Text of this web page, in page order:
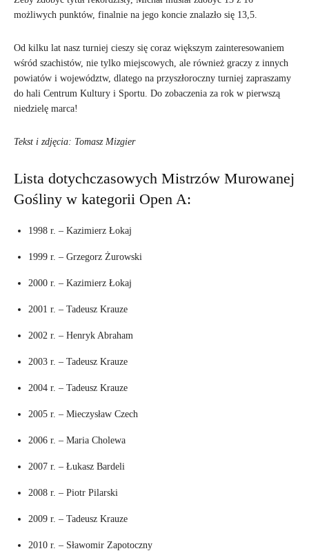
możliwych punktów, finalnie na jego koncie znalazło się 13,5.
Od kilku lat nasz turniej cieszy się coraz większym zainteresowaniem
wśród szachistów, nie tylko miejscowych, ale również graczy z innych
powiatów i województw, dlatego na przyszłoroczny turniej zapraszamy
do hali Centrum Kultury i Sportu. Do zobaczenia za rok w pierwszą
niedzielę marca!
Tekst i zdjęcia: Tomasz Mizgier
Lista dotychczasowych Mistrzów Murowanej
Gośliny w kategorii Open A:
1998 r. – Kazimierz Łokaj
1999 r. – Grzegorz Żurowski
2000 r. – Kazimierz Łokaj
2001 r. – Tadeusz Krauze
2002 r. – Henryk Abraham
2003 r. – Tadeusz Krauze
2004 r. – Tadeusz Krauze
2005 r. – Mieczysław Czech
2006 r. – Maria Cholewa
2007 r. – Łukasz Bardeli
2008 r. – Piotr Pilarski
2009 r. – Tadeusz Krauze
2010 r. – Sławomir Zapotoczny